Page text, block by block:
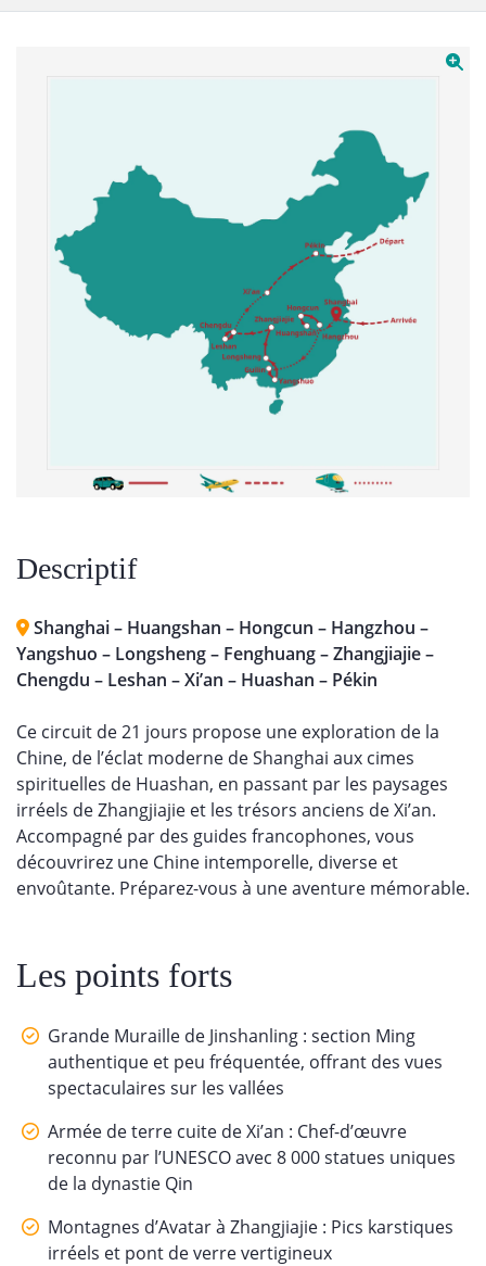
Descriptif
Shanghai – Huangshan – Hongcun – Hangzhou –
Yangshuo – Longsheng – Fenghuang – Zhangjiajie –
Chengdu – Leshan – Xi’an – Huashan – Pékin
Ce circuit de 21 jours propose une exploration de la
Chine, de l’éclat moderne de Shanghai aux cimes
spirituelles de Huashan, en passant par les paysages
irréels de Zhangjiajie et les trésors anciens de Xi’an.
Accompagné par des guides francophones, vous
découvrirez une Chine intemporelle, diverse et
envoûtante. Préparez-vous à une aventure mémorable.
Les points forts
Grande Muraille de Jinshanling : section Ming
authentique et peu fréquentée, offrant des vues
spectaculaires sur les vallées
Armée de terre cuite de Xi’an : Chef-d’œuvre
reconnu par l’UNESCO avec 8 000 statues uniques
de la dynastie Qin
Montagnes d’Avatar à Zhangjiajie : Pics karstiques
irréels et pont de verre vertigineux